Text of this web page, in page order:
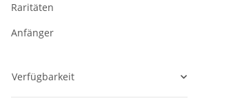
Raritäten
Anfänger
Verfügbarkeit